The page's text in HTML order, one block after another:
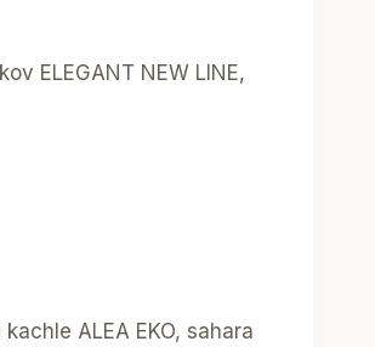
ELEGANT NEW LINE,